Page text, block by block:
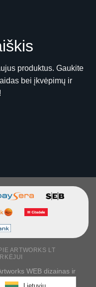
produktus. Gaukite
bei įkvėpimų ir
ARTWORKS LT
WEB dizainas ir